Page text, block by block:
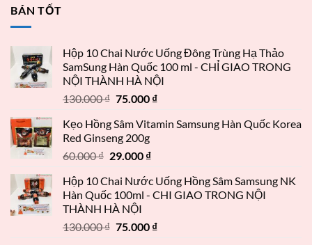
BÁN TỐT
Hộp 10 Chai Nước Uống Đông Trùng Hạ Thảo
SamSung Hàn Quốc 100 ml - CHỈ GIAO TRONG
NỘI THÀNH HÀ NỘI
130.000₫ 75.000 ₫
Kẹo Hồng Sâm Vitamin Samsung Hàn Quốc Korea
Red Ginseng 200g
60.000₫ 29.000 ₫
Hộp 10 Chai Nước Uống Hồng Sâm Samsung NK
Hàn Quốc 100ml - CHI GIAO TRONG NỘI
THÀNH HÀ NỘI
130.000₫ 75.000 ₫